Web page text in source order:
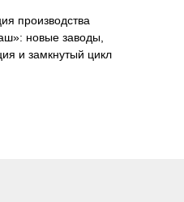
производства
новые заводы,
и замкнутый цикл